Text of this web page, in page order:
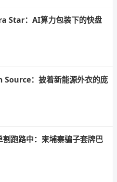
Star：AI算力包装下的快盘
Source：披着新能源外衣的庞
跑路中：柬埔寨骗子套牌巴